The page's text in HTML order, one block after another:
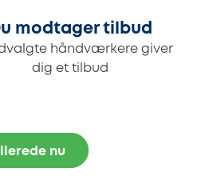
modtager tilbud
håndværkere giver
dig et tilbud
nu